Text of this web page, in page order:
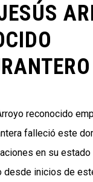
reconocido
falleció este
en su estado
desde inicios de